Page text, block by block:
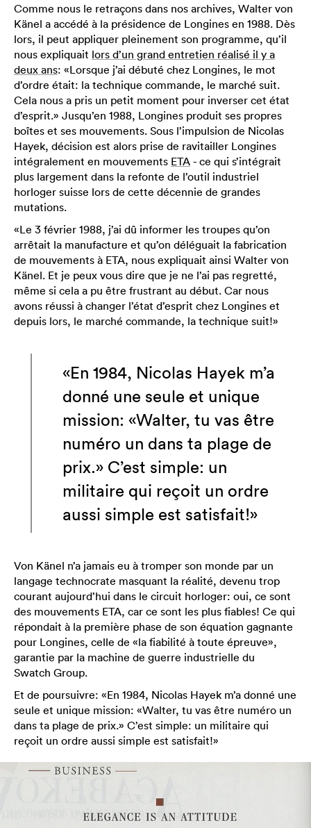
Comme nous le retraçons dans nos archives, Walter von
Känel a accédé à la présidence de Longines en 1988. Dès
lors, il peut appliquer pleinement son programme, qu’il
nous expliquait lors d’un grand entretien réalisé il y a
deux ans: «Lorsque j’ai débuté chez Longines, le mot
d’ordre était: la technique commande, le marché suit.
Cela nous a pris un petit moment pour inverser cet état
d’esprit.» Jusqu’en 1988, Longines produit ses propres
boîtes et ses mouvements. Sous l’impulsion de Nicolas
Hayek, décision est alors prise de ravitailler Longines
intégralement en mouvements ETA - ce qui s’intégrait
plus largement dans la refonte de l’outil industriel
horloger suisse lors de cette décennie de grandes
mutations.
«Le 3 février 1988, j’ai dû informer les troupes qu’on
arrêtait la manufacture et qu’on déléguait la fabrication
de mouvements à ETA, nous expliquait ainsi Walter von
Känel. Et je peux vous dire que je ne l’ai pas regretté,
même si cela a pu être frustrant au début. Car nous
avons réussi à changer l’état d’esprit chez Longines et
depuis lors, le marché commande, la technique suit!»
«En 1984, Nicolas Hayek m’a
donné une seule et unique
mission: «Walter, tu vas être
numéro un dans ta plage de
prix.» C’est simple: un
militaire qui reçoit un ordre
aussi simple est satisfait!»
Von Känel n’a jamais eu à tromper son monde par un
langage technocrate masquant la réalité, devenu trop
courant aujourd’hui dans le circuit horloger: oui, ce sont
des mouvements ETA, car ce sont les plus fiables! Ce qui
répondait à la première phase de son équation gagnante
pour Longines, celle de «la fiabilité à toute épreuve»,
garantie par la machine de guerre industrielle du
Swatch Group.
Et de poursuivre: «En 1984, Nicolas Hayek m’a donné une
seule et unique mission: «Walter, tu vas être numéro un
dans ta plage de prix.» C’est simple: un militaire qui
reçoit un ordre aussi simple est satisfait!»